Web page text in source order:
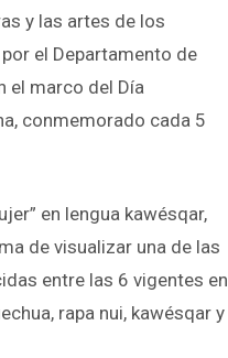
y las artes de los
el Departamento de
el marco del Día
conmemorado cada 5
en lengua kawésqar,
de visualizar una de las
entre las 6 vigentes en
rapa nui, kawésqar y